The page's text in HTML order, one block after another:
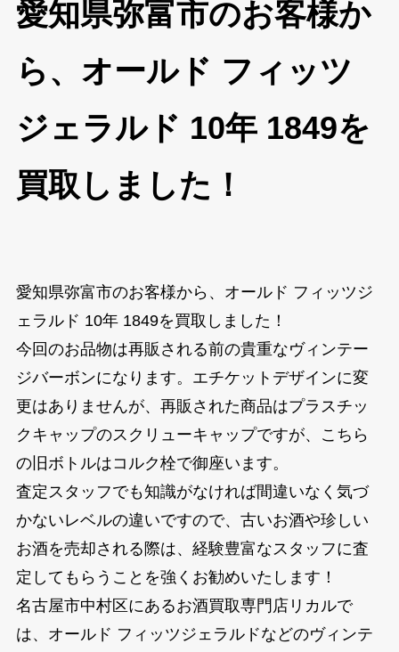
愛知県弥富市のお客様か
ら、オールド フィッツ
ジェラルド 10年 1849を
買取しました！
愛知県弥富市のお客様から、オールド フィッツジ
ェラルド 10年 1849を買取しました！
今回のお品物は再販される前の貴重なヴィンテー
ジバーボンになります。エチケットデザインに変
更はありませんが、再販された商品はプラスチッ
クキャップのスクリューキャップですが、こちら
の旧ボトルはコルク栓で御座います。
査定スタッフでも知識がなければ間違いなく気づ
かないレベルの違いですので、古いお酒や珍しい
お酒を売却される際は、経験豊富なスタッフに査
定してもらうことを強くお勧めいたします！
名古屋市中村区にあるお酒買取専門店リカルで
は、オールド フィッツジェラルドなどのヴィンテ